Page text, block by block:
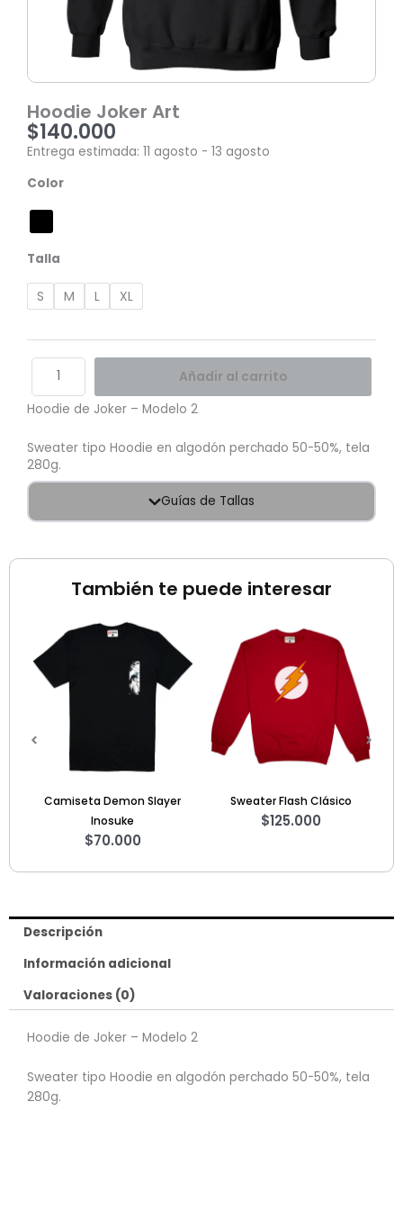
Hoodie Joker Art
$140.000
Entrega estimada: 11 agosto - 13 agosto
Color
Talla
S M L XL
Hoodie
Art
cantidad
Añadir al carrito
Hoodie de Joker – Modelo 2
Sweater tipo Hoodie en algodón perchado 50-50%, tela
280g.
Guías de Tallas
También te puede interesar
Camiseta Demon Slayer
Inosuke
$70.000
Sweater Flash Clásico
$125.000
Descripción
Información adicional
Valoraciones (0)
Hoodie de Joker – Modelo 2
Sweater tipo Hoodie en algodón perchado 50-50%, tela
280g.